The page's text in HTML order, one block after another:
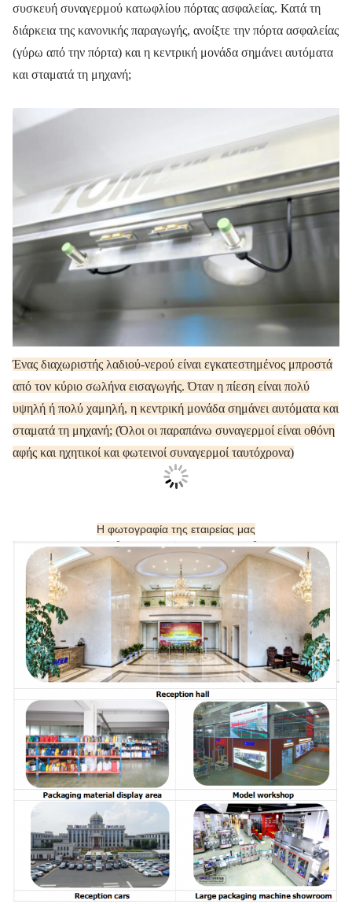
συσκευή συναγερμού κατωφλίου πόρτας ασφαλείας. Κατά τη
διάρκεια της κανονικής παραγωγής, ανοίξτε την πόρτα ασφαλείας
(γύρω από την πόρτα) και η κεντρική μονάδα σημάνει αυτόματα
και σταματά τη μηχανή;
Ένας διαχωριστής λαδιού-νερού είναι εγκατεστημένος μπροστά
από τον κύριο σωλήνα εισαγωγής. Όταν η πίεση είναι πολύ
υψηλή ή πολύ χαμηλή, η κεντρική μονάδα σημάνει αυτόματα και
σταματά τη μηχανή; (Όλοι οι παραπάνω συναγερμοί είναι οθόνη
αφής και ηχητικοί και φωτεινοί συναγερμοί ταυτόχρονα)
Η φωτογραφία της εταιρείας μας